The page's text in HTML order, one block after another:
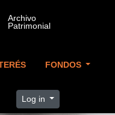
FONDOS
Log in